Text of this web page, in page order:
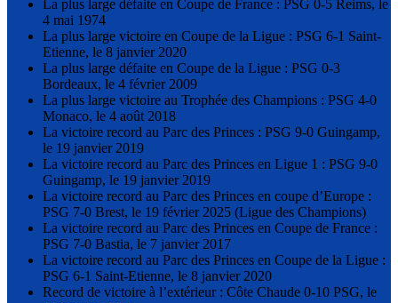
La plus large défaite en Coupe de France : PSG 0-5 Reims, le
4 mai 1974
La plus large victoire en Coupe de la Ligue : PSG 6-1 Saint-
Etienne, le 8 janvier 2020
La plus large défaite en Coupe de la Ligue : PSG 0-3
Bordeaux, le 4 février 2009
La plus large victoire au Trophée des Champions : PSG 4-0
Monaco, le 4 août 2018
La victoire record au Parc des Princes : PSG 9-0 Guingamp,
le 19 janvier 2019
La victoire record au Parc des Princes en Ligue 1 : PSG 9-0
Guingamp, le 19 janvier 2019
La victoire record au Parc des Princes en coupe d’Europe :
PSG 7-0 Brest, le 19 février 2025 (Ligue des Champions)
La victoire record au Parc des Princes en Coupe de France :
PSG 7-0 Bastia, le 7 janvier 2017
La victoire record au Parc des Princes en Coupe de la Ligue :
PSG 6-1 Saint-Etienne, le 8 janvier 2020
Record de victoire à l’extérieur : Côte Chaude 0-10 PSG, le